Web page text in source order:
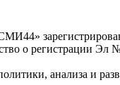
о регистрации Эл
анализа и